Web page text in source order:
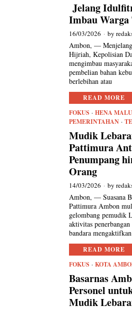
Jelang
Imbau
16/03/2026 by
Ambon, —
Hijriah, Kepolisian
mengimbau
pembelian bahan
berlebihan atau
READ MORE
FOKUS · HENA
PEMERINTAHAN ·
Mudik
Pattimura
Penumpang
Orang
14/03/2026 by
Ambon, — Suasana
Pattimura Ambon
gelombang pemudik
aktivitas
bandara
READ MORE
FOKUS · KOTA
Basarnas
Personel
Mudik